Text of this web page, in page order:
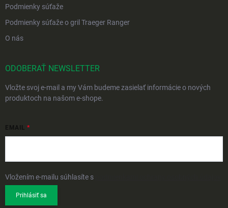
Podmienky súťaže
Podmienky súťaže o gril Traeger Ranger
O nás
ODOBERAŤ NEWSLETTER
Vložte svoj e-mail a my Vám budeme zasielať informácie o nových
produktoch na našom e-shope.
EMAIL
Vložením e-mailu súhlasíte s
Prihlásiť sa